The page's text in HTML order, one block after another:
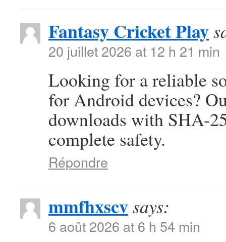
Fantasy Cricket Play
20 juillet 2026 at 12 h 21 min
Looking for a reliable
for Android devices?
downloads with SHA-
complete safety.
Répondre
mmfhxscvsays:
6 août 2026 at 6 h 54 min